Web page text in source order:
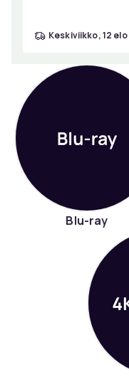
keskiviikko, 12 elo
Blu-ray